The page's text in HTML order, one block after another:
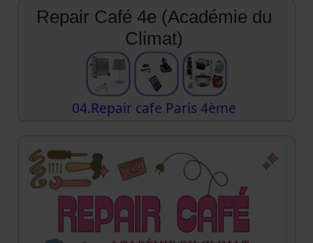
Repair Café 4e (Académie du
Climat)
04.Repair cafe Paris 4ème